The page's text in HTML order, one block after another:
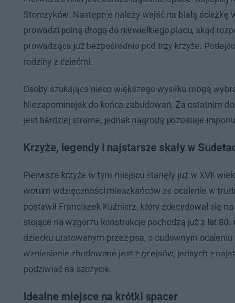
Storczyków. Następnie należy wejść na białą
prowadzi polną drogą do niewielkiego placu, skąd
prowadząca już bezpośrednio pod trzy krzyże.
rodziny z dziećmi.
Osoby szukające nieco większego wysiłku mogą
Niezapominajek do końca zabudowań. Za ostatnim
jest bardziej strome, jednak nagrodą pozostaje
Krzyże, legendy i najstarsze skały w
Pierwsze krzyże w tym miejscu stanęły już w XVII
wotum wdzięczności mieszkańców za ocalenie w
postawił Franciszek Kuźniarz, który zdecydował się
stojące na wzgórzu konstrukcje pochodzą już z lat
dziecku uratowanym przez psa, o cudownym
wzniesienie zbudowane jest z gnejsów, jednych z
podziwiać na szczycie.
Idealne miejsce na krótki spacer